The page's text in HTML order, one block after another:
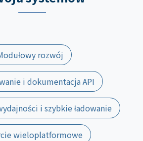
rozwój
i dokumentacja API
i szybkie ładowanie
wieloplatformowe